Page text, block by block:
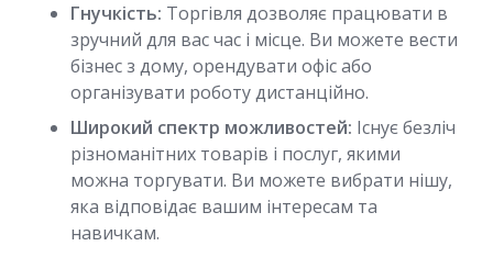
Гнучкість: Торгівля дозволяє працювати в
зручний для вас час і місце. Ви можете вести
бізнес з дому, орендувати офіс або
організувати роботу дистанційно.
Широкий спектр можливостей: Існує безліч
різноманітних товарів і послуг, якими
можна торгувати. Ви можете вибрати нішу,
яка відповідає вашим інтересам та
навичкам.